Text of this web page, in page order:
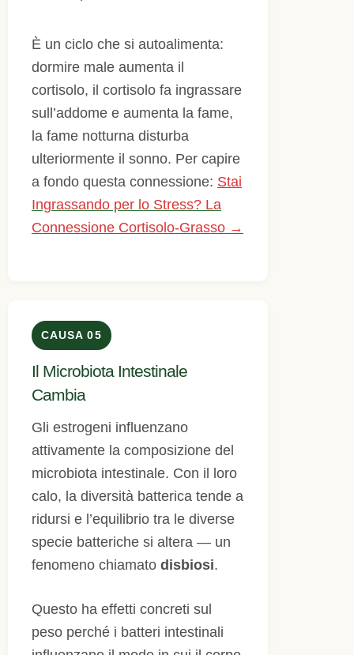
È un ciclo che si autoalimenta:
dormire male aumenta il
cortisolo, il cortisolo fa ingrassare
sull’addome e aumenta la fame,
la fame notturna disturba
ulteriormente il sonno. Per capire
a fondo questa connessione: Stai
Ingrassando per lo Stress? La
Connessione Cortisolo-Grasso →
CAUSA 05
Il Microbiota Intestinale
Cambia
Gli estrogeni influenzano
attivamente la composizione del
microbiota intestinale. Con il loro
calo, la diversità batterica tende a
ridursi e l’equilibrio tra le diverse
specie batteriche si altera — un
fenomeno chiamato disbiosi.
Questo ha effetti concreti sul
peso perché i batteri intestinali